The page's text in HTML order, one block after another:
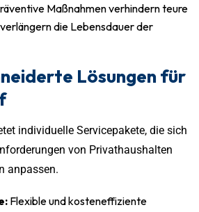
Maßnahmen verhindern teure
die Lebensdauer der
Lösungen für
individuelle Servicepakete, die sich
von Privathaushalten
anpassen.
Flexible und kosteneffiziente